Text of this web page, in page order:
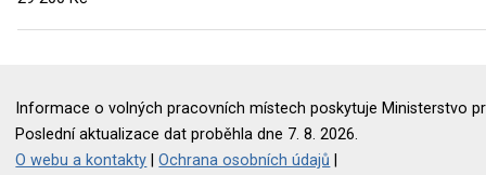
Informace o volných pracovních místech poskytuje Ministerstvo
Poslední aktualizace dat proběhla dne 7. 8. 2026.
O webu a kontakty |Ochrana osobních údajů